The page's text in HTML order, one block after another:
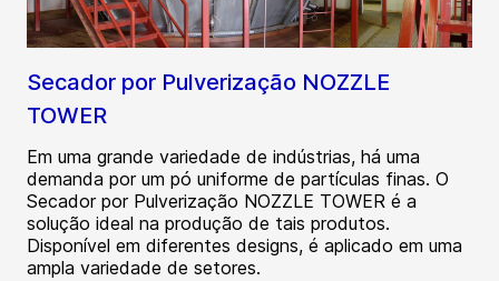
Secador por Pulverização NOZZLE
TOWER
Em uma grande variedade de indústrias, há uma
demanda por um pó uniforme de partículas finas. O
Secador por Pulverização NOZZLE TOWER é a
solução ideal na produção de tais produtos.
Disponível em diferentes designs, é aplicado em uma
ampla variedade de setores.